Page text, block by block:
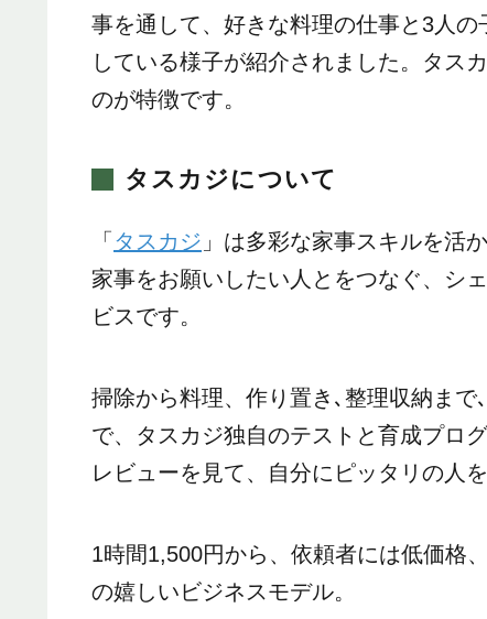
事を通して、好きな料理の仕事と3人
している様子が紹介されました。タス
のが特徴です。
タスカジについて
「タスカジ 」は多彩な家事スキルを活
家事をお願いしたい人とをつなぐ、シ
ビスです。
掃除から料理、作り置き､整理収納ま
で、タスカジ独自のテストと育成プロ
レビューを見て、自分にピッタリの人を
1時間1,500円から、依頼者には低価格
の嬉しいビジネスモデル。